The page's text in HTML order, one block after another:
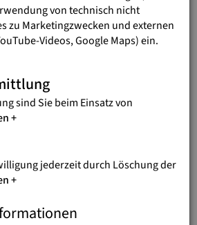
AB 2000 EURO
2.000 Euro
im Moment nicht benötigtes
zu lassen. Sobald
Geld (vertragsgemäß) wieder
UND
von technisch nicht
zu Marketingzwecken und externen
Videos, Google Maps) ein.
sind Sie beim Einsatz von
jederzeit durch Löschung der